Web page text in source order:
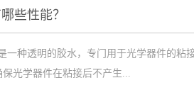
些性能？
一种透明的胶水，专门用于光学器件的
光学器件在粘接后不产生...